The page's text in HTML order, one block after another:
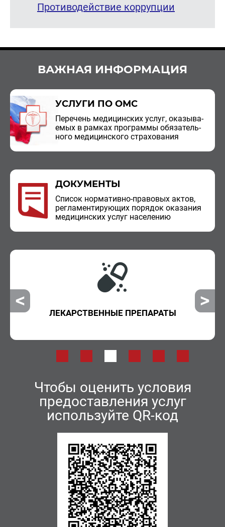
Противодействие коррупции
ВАЖНАЯ ИНФОРМАЦИЯ
УСЛУГИ ПО ОМС
Пе­ре­чень ме­ди­цин­ских услуг, ока­зы­ва­
е­мых в рам­ках про­грам­мы обя­за­тель­
но­го ме­ди­цин­ско­го стра­хо­ва­ния
ДОКУМЕНТЫ
Спи­сок нор­ма­тив­но-пра­во­вых актов,
ре­гла­мен­ти­ру­ю­щих по­ря­док ока­за­ния
ме­ди­цин­ских услуг на­се­ле­нию
ВНЕОЧЕРЕДНАЯ
Чтобы оценить условия
предоставления услуг
используйте QR-код